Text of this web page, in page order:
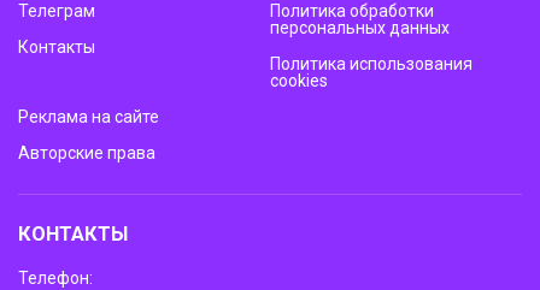
Телеграм
Контакты
Политика обработки
персональных данных
Политика использования
cookies
Реклама на сайте
Авторские права
КОНТАКТЫ
Телефон: